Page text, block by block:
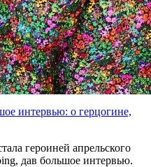
интервью: о герцогине,
героиней апрельского
дав большое интервью.